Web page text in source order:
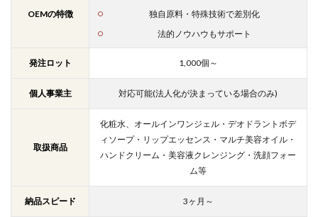
OEMの特徴
独自原料・特殊技術で差別化
法的ノウハウもサポート
発注ロット 1,000個～
個人事業主 対応可能(法人化が決まっている場合のみ)
取扱商品
化粧水、オールインワンジェル・デオドラントボデ
ィソープ・リップエッセンス・マルチ美容オイル・
ハンドクリーム・美容液クレンジング・洗顔フォー
ム等
納品スピード 3ヶ月～